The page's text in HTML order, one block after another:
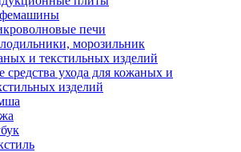
печи
морозильник
и текстильных изделий
средства ухода для кожаных и
изделий